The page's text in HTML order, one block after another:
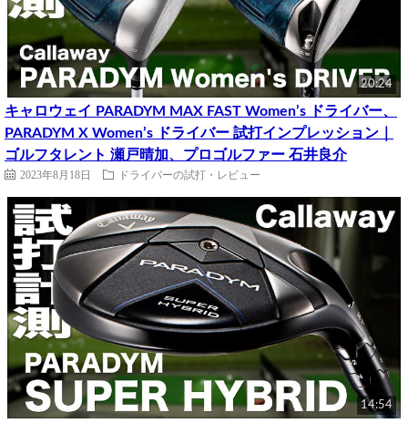
20:24
キャロウェイ PARADYM MAX FAST Women’s ドライバー、
PARADYM X Women’s ドライバー 試打インプレッション｜
ゴルフタレント 瀬戸晴加、プロゴルファー 石井良介
2023年8月18日 ドライバーの試打・レビュー
14:54